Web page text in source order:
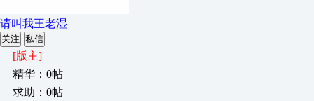
请叫我王老湿
关注 私信
[版主]
精华：0帖
求助：0帖